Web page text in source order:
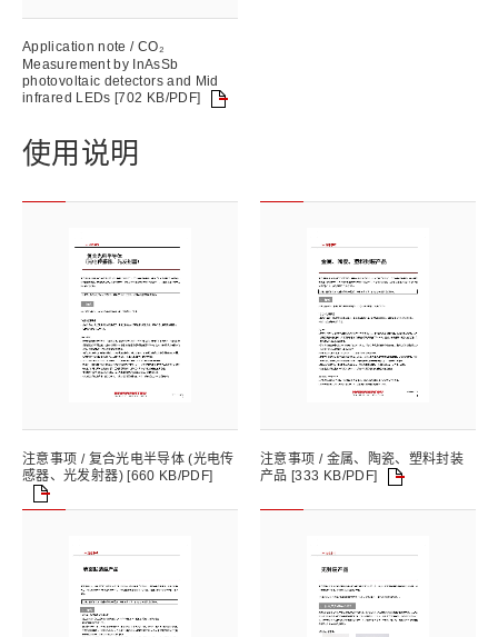
Application note / CO₂
Measurement by InAsSb
photovoltaic detectors and Mid
infrared LEDs [702 KB/PDF]
使用说明
注意事项 / 复合光电半导体 (光电传
感器、光发射器) [660 KB/PDF]
注意事项 / 金属、陶瓷、塑料封装
产品 [333 KB/PDF]